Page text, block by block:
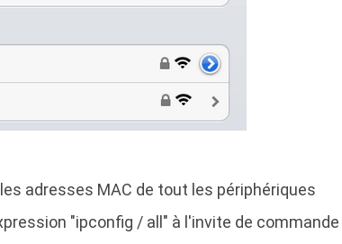
adresses MAC de tout les périphériques
"ipconfig / all" à l'invite de commande